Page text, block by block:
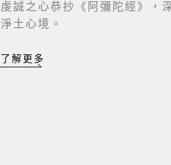
虔誠之心恭抄《阿彌陀經》，
淨土心境。
了解更多